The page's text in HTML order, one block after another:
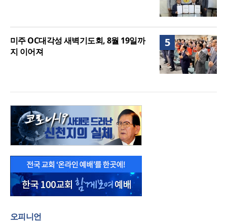
5
미주 OC대각성 새벽기도회, 8월 19일까
지 이어져
오피니언